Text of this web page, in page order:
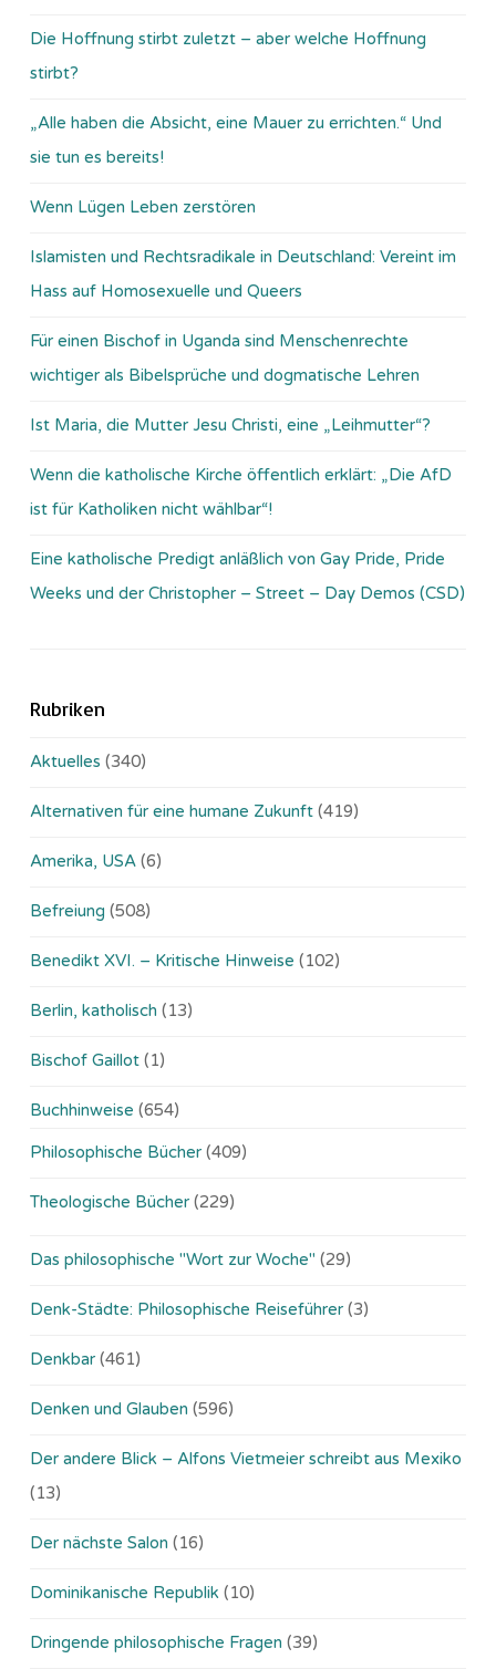
Die Hoffnung stirbt zuletzt – aber welche Hoffnung
stirbt?
„Alle haben die Absicht, eine Mauer zu errichten.“ Und
sie tun es bereits!
Wenn Lügen Leben zerstören
Islamisten und Rechtsradikale in Deutschland: Vereint im
Hass auf Homosexuelle und Queers
Für einen Bischof in Uganda sind Menschenrechte
wichtiger als Bibelsprüche und dogmatische Lehren
Ist Maria, die Mutter Jesu Christi, eine „Leihmutter“?
Wenn die katholische Kirche öffentlich erklärt: „Die AfD
ist für Katholiken nicht wählbar“!
Eine katholische Predigt anläßlich von Gay Pride, Pride
Weeks und der Christopher – Street – Day Demos (CSD)
Rubriken
Aktuelles (340)
Alternativen für eine humane Zukunft (419)
Amerika, USA (6)
Befreiung (508)
Benedikt XVI. – Kritische Hinweise (102)
Berlin, katholisch (13)
Bischof Gaillot (1)
Buchhinweise (654)
Philosophische Bücher (409)
Theologische Bücher (229)
Das philosophische "Wort zur Woche" (29)
Denk-Städte: Philosophische Reiseführer (3)
Denkbar (461)
Denken und Glauben (596)
Der andere Blick – Alfons Vietmeier schreibt aus Mexiko
(13)
Der nächste Salon (16)
Dominikanische Republik (10)
Dringende philosophische Fragen (39)